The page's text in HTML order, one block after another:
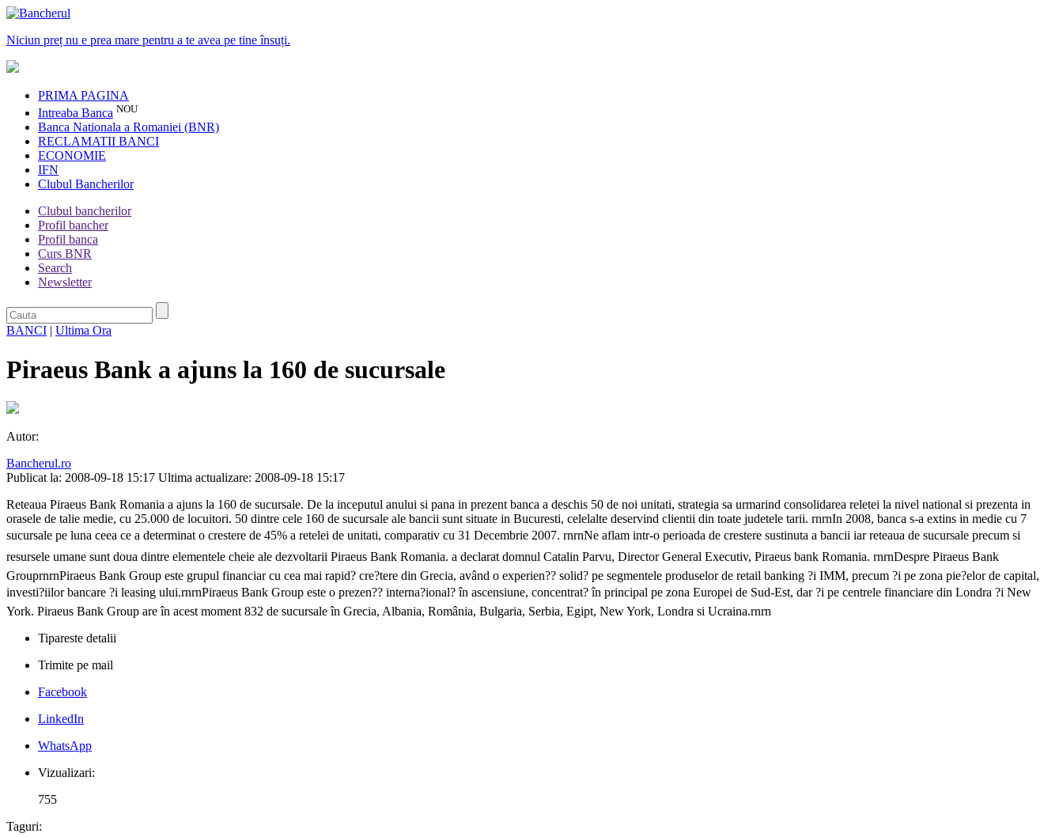
Niciun preț nu e prea mare pentru a te avea pe tine însuți.
PRIMA PAGINA
Intreaba Banca NOU
Banca Nationala a Romaniei (BNR)
RECLAMATII BANCI
ECONOMIE
IFN
Clubul Bancherilor
Clubul bancherilor
Profil bancher
Profil banca
Curs BNR
Search
Newsletter
BANCI | Ultima Ora
Piraeus Bank a ajuns la 160 de sucursale
Autor:
Bancherul.ro
Publicat la: 2008-09-18 15:17 Ultima actualizare: 2008-09-18 15:17
Reteaua Piraeus Bank Romania a ajuns la 160 de sucursale. De la inceputul anului si pana in prezent banca a deschis 50 de noi unitati, strategia sa urmarind consolidarea reletei la nivel national si prezenta in
orasele de talie medie, cu 25.000 de locuitori. 50 dintre cele 160 de sucursale ale bancii sunt situate in Bucuresti, celelalte deservind clientii din toate judetele tarii. rnrnIn 2008, banca s-a extins in medie cu 7
sucursale pe luna ceea ce a determinat o crestere de 45% a retelei de unitati, comparativ cu 31 Decembrie 2007. rnrnNe aflam intr-o perioada de crestere sustinuta a bancii iar reteaua de sucursale precum si
resursele umane sunt doua dintre elementele cheie ale dezvoltarii Piraeus Bank Romania. a declarat domnul Catalin Parvu, Director General Executiv, Piraeus bank Romania. rnrnDespre Piraeus Bank
GrouprnrnPiraeus Bank Group este grupul financiar cu cea mai rapid? cre?tere din Grecia, având o experien?? solid? pe segmentele produselor de retail banking ?i IMM, precum ?i pe zona pie?elor de capital,
investi?iilor bancare ?i leasing ului.rnrnPiraeus Bank Group este o prezen?? interna?ional? în ascensiune, concentrat? în principal pe zona Europei de Sud-Est, dar ?i pe centrele financiare din Londra ?i New
York. Piraeus Bank Group are în acest moment 832 de sucursale în Grecia, Albania, România, Bulgaria, Serbia, Egipt, New York, Londra si Ucraina.rnrn
Tipareste detalii
Trimite pe mail
Facebook
LinkedIn
WhatsApp
Vizualizari:
755
Taguri: